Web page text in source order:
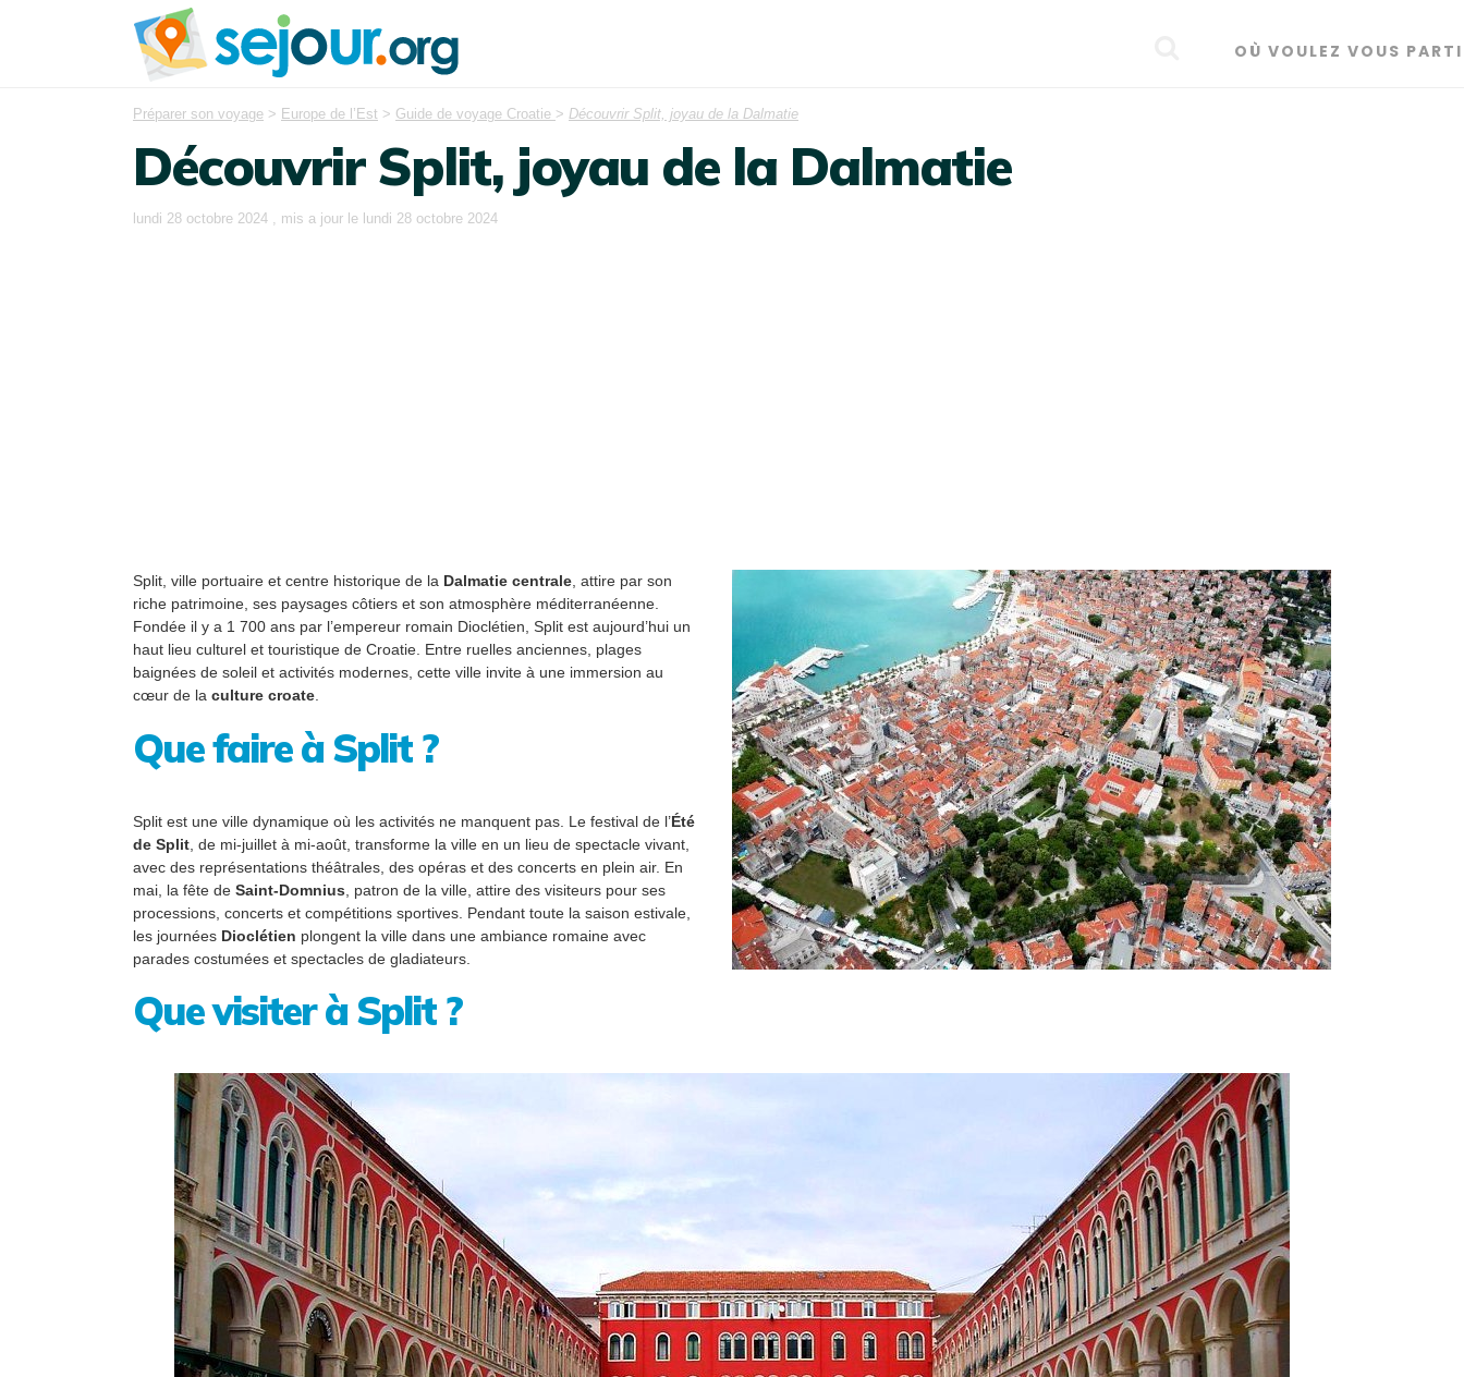
OÙ VOULEZ VOUS
Préparer son voyage > Europe de l’Est > Guide de voyage Croatie > Découvrir Split, joyau de la Dalmatie
Découvrir Split, joyau de la Dalmatie
lundi 28 octobre 2024 , mis a jour le lundi 28 octobre 2024
Split, ville portuaire et centre historique de la Dalmatie centrale , attire par son
riche patrimoine, ses paysages côtiers et son atmosphère méditerranéenne.
Fondée il y a 1 700 ans par l’empereur romain Dioclétien, Split est aujourd’hui un
haut lieu culturel et touristique de Croatie. Entre ruelles anciennes, plages
baignées de soleil et activités modernes, cette ville invite à une immersion au
cœur de la culture croate
Que faire à Split ?
Split est une ville dynamique où les activités ne manquent pas. Le festival de l’Été
de Split , de mi-juillet à mi-août, transforme la ville en un lieu de spectacle vivant,
avec des représentations théâtrales, des opéras et des concerts en plein air. En
mai, la fête de Saint-Domnius , patron de la ville, attire des visiteurs pour ses
processions, concerts et compétitions sportives. Pendant toute la saison estivale,
les journées Dioclétien plongent la ville dans une ambiance romaine avec
parades costumées et spectacles de gladiateurs.
Que visiter à Split ?